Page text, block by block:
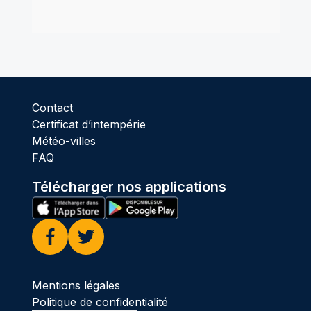
Contact
Certificat d’intempérie
Météo-villes
FAQ
Télécharger nos applications
Facebook
Twitter
Mentions légales
Politique de confidentialité